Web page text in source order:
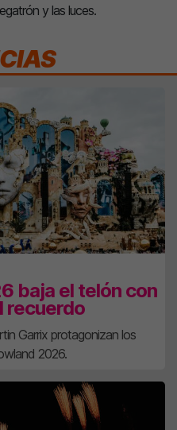
y las luces.
baja el telón con
recuerdo
Garrix protagonizan los
2026.